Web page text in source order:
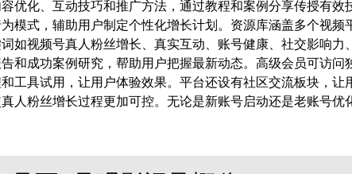
优化、互动技巧和推广方法，通过教程和案例分享传授有效
模式，辅助用户制定个性化增长计划。资源库涵盖多个视频
如视频号真人粉丝增长、真实互动、账号健康、社交影响力
和成功案例研究，帮助用户把握最新动态。高级会员可访问
工具试用，让用户体验效果。平台还设有社区交流板块，让
人粉丝增长过程更加可控。无论是新账号启动还是老账号优